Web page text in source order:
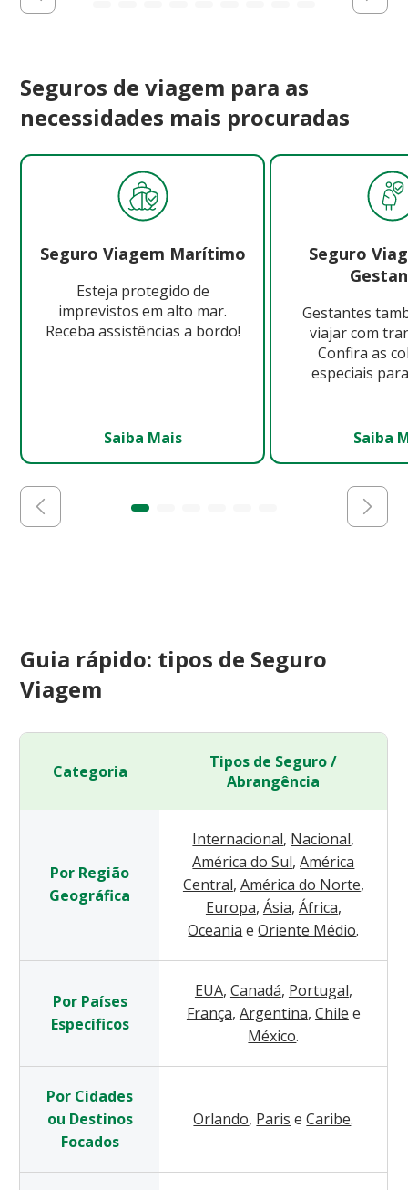
Seguros de viagem para as
necessidades mais procuradas
Seguro Viagem Marítimo
Esteja protegido de
imprevistos em alto mar.
Receba assistências a bordo!
Saiba Mais
Seguro
Gestantes
viajar com
Confira as
especiais
Saiba
Guia rápido: tipos de Seguro
Viagem
Categoria
Tipos de Seguro /
Abrangência
Por Região
Geográfica
Internacional, Nacional,
América do Sul, América
Central, América do Norte,
Europa, Ásia, África,
Oceania e Oriente Médio.
Por Países
Específicos
EUA, Canadá, Portugal,
França, Argentina, Chile e
México.
Por Cidades
ou Destinos
Focados
Orlando, Paris e Caribe.